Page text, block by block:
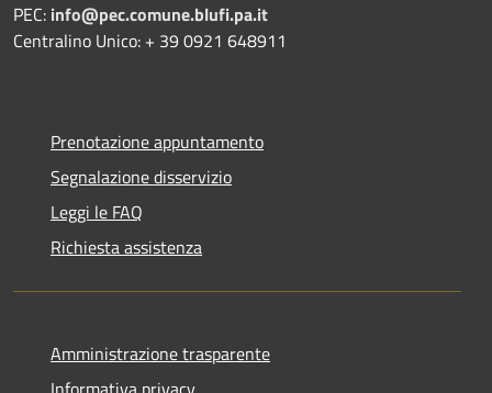
PEC: info@pec.comune.blufi.pa.it
Centralino Unico: + 39 0921 648911
Prenotazione appuntamento
Segnalazione disservizio
Leggi le FAQ
Richiesta assistenza
Amministrazione trasparente